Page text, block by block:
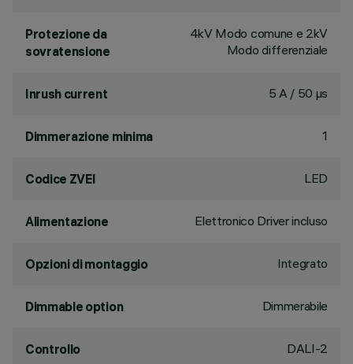
Protezione da
sovratensione
4kV Modo comune e 2kV
Modo differenziale
Inrush current 5 A / 50 µs
Dimmerazione minima 1
Codice ZVEI LED
Alimentazione Elettronico Driver incluso
Opzioni di montaggio Integrato
Dimmable option Dimmerabile
Controllo DALI-2